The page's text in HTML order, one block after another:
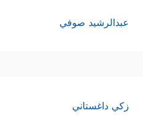
عبدالرشيد صوفي
زكي داغستاني